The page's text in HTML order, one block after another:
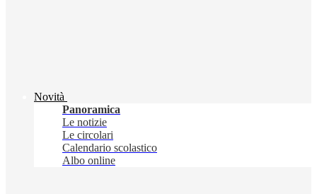
Novità
Panoramica
Le notizie
Le circolari
Calendario scolastico
Albo online